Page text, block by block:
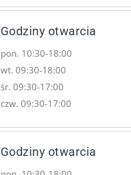
Godziny otwarcia
pon. 10:30-18:00
wt. 09:30-18:00
śr. 09:30-17:00
czw. 09:30-17:00
Godziny otwarcia